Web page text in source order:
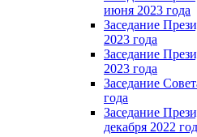
июня 2023 года
Заседание
2023 года
Заседание
2023 года
Заседание
года
Заседание
декабря 2022